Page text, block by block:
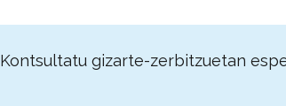
Kontsultatu gizarte-zerbitzuetan